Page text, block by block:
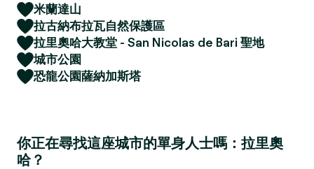
米蘭達山
拉古納布拉瓦自然保護區
拉里奧哈大教堂 - San Nicolas de Bari 聖地
城市公園
恐龍公園薩納加斯塔
你正在尋找這座城市的單身人士嗎：拉里奧
哈？